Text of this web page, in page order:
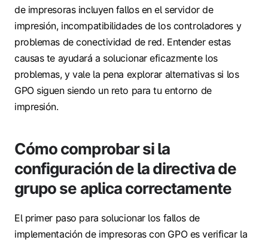
de impresoras incluyen fallos en el servidor de
impresión, incompatibilidades de los controladores y
problemas de conectividad de red. Entender estas
causas te ayudará a solucionar eficazmente los
problemas, y vale la pena explorar alternativas si los
GPO siguen siendo un reto para tu entorno de
impresión.
Cómo comprobar si la
configuración de la directiva de
grupo se aplica correctamente
El primer paso para solucionar los fallos de
implementación de impresoras con GPO es verificar la